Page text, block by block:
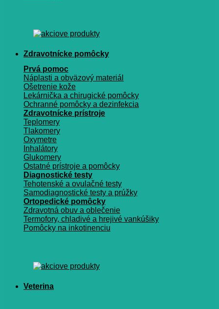
Zdravotnícke pomôcky
Prvá pomoc
Náplasti a obväzový materiál
Ošetrenie kože
Lekárnička a chirugické pomôcky
Ochranné pomôcky a dezinfekcia
Zdravotnícke prístroje
Teplomery
Tlakomery
Oxymetre
Inhalátory
Glukomery
Ostatné prístroje a pomôcky
Diagnostické testy
Tehotenské a ovulačné testy
Samodiagnostické testy a prúžky
Ortopedické pomôcky
Zdravotná obuv a oblečenie
Termofory, chladivé a hrejivé vankúšiky
Pomôcky na inkotinenciu
Veterina